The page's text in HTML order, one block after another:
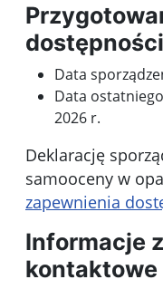
dostępności
Data
Data
2026 r.
Deklarację
samooceny w
zapewnienia
Informacje
kontaktowe